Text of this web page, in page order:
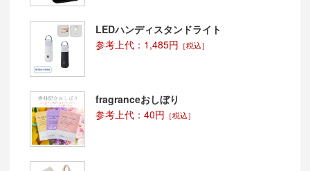
LEDハンディスタンドライト
参考上代：1,485円 ［税込］
fragranceおしぼり
参考上代：40円 ［税込］